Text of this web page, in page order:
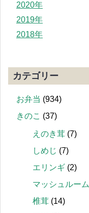
2020年
2019年
2018年
カテゴリー
お弁当 (934)
きのこ (37)
えのき茸 (7)
しめじ (7)
エリンギ (2)
マッシュルーム
椎茸 (14)